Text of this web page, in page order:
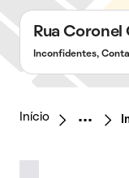
Rua
Inconfidentes,
Início